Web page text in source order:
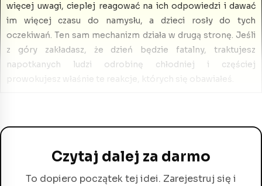
więcej uwagi, cieplej reagować na ich odpowiedzi i dawać
im więcej czasu do namysłu, a dzieci rosły do tych
oczekiwań. Ten sam mechanizm działa w drugą stronę. Jeśli
z góry zakładasz, że dzień będzie fatalny, traktujesz
napotkanych ludzi odrobinę chłodniej i częściej
prowokujesz właśnie te reakcje, których się obawiałeś.
Czytaj dalej za darmo
To dopiero początek tej idei. Zarejestruj się i